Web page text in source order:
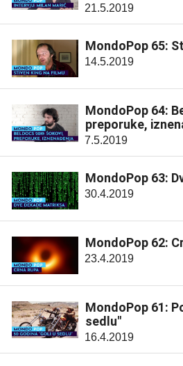
21.5.2019
MondoPop 65:
14.5.2019
MondoPop 64:
preporuke,
7.5.2019
MondoPop 63:
30.4.2019
MondoPop 62:
23.4.2019
MondoPop 61:
sedlu"
16.4.2019